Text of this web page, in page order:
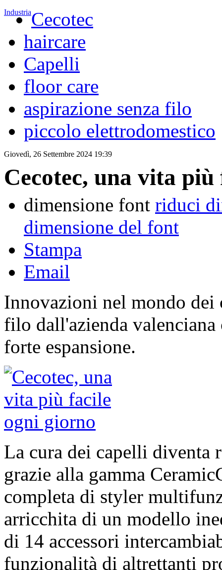
IndustriaCecotec
haircare
Capelli
floor care
aspirazione senza filo
piccolo elettrodomestico
Giovedì, 26 Settembre 2024 19:39
Cecotec, una vita
dimensione font riduci
dimensione del font
Stampa
Email
Innovazioni nel mondo dei
filo dall'azienda
forte espansione.
La cura dei capelli diventa
grazie alla gamma
completa di styler
arricchita di un modello
di 14 accessori
funzionalità di altrettanti